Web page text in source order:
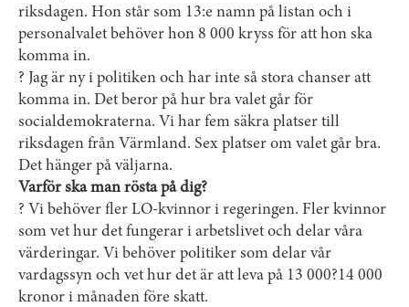
riksdagen. Hon står som 13:e namn på listan och i
personalvalet behöver hon 8 000 kryss för att hon ska
komma in.
? Jag är ny i politiken och har inte så stora chanser att
komma in. Det beror på hur bra valet går för
socialdemokraterna. Vi har fem säkra platser till
riksdagen från Värmland. Sex platser om valet går bra.
Det hänger på väljarna.
Varför ska man rösta på dig?
? Vi behöver fler LO-kvinnor i regeringen. Fler kvinnor
som vet hur det fungerar i arbetslivet och delar våra
värderingar. Vi behöver politiker som delar vår
vardagssyn och vet hur det är att leva på 13 000?14 000
kronor i månaden före skatt.